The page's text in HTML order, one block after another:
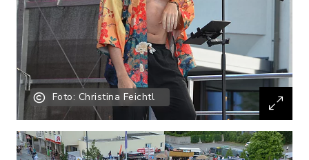
Foto: Christina Feichtl